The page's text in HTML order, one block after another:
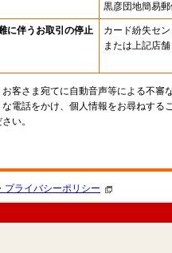
黒彦団地簡易
に伴うお取引の停止
カード紛失セ
または上記店舗
客さま宛てに自動音声等による不審
電話をかけ、個人情報をお尋ねする
い。
プライバシーポリシー